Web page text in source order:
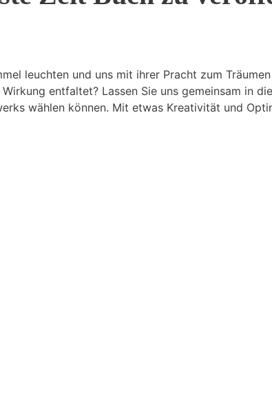
leuchten und uns mit ihrer Pracht zum
entfaltet? Lassen Sie uns gemeinsam in
wählen können. Mit etwas Kreativität und